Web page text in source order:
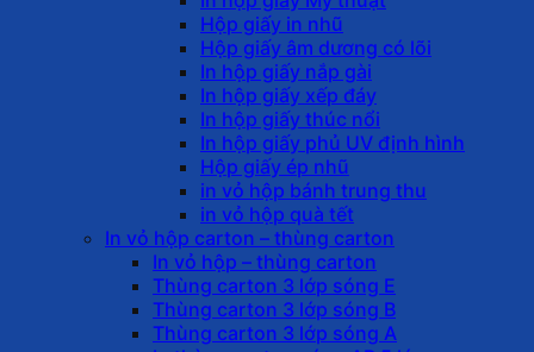
Hộp giấy in nhũ
Hộp giấy âm dương có lõi
In hộp giấy nắp gài
In hộp giấy xếp đáy
In hộp giấy thúc nổi
In hộp giấy phủ UV định hình
Hộp giấy ép nhũ
in vỏ hộp bánh trung thu
in vỏ hộp quà tết
In vỏ hộp carton – thùng carton
In vỏ hộp – thùng carton
Thùng carton 3 lớp sóng E
Thùng carton 3 lớp sóng B
Thùng carton 3 lớp sóng A